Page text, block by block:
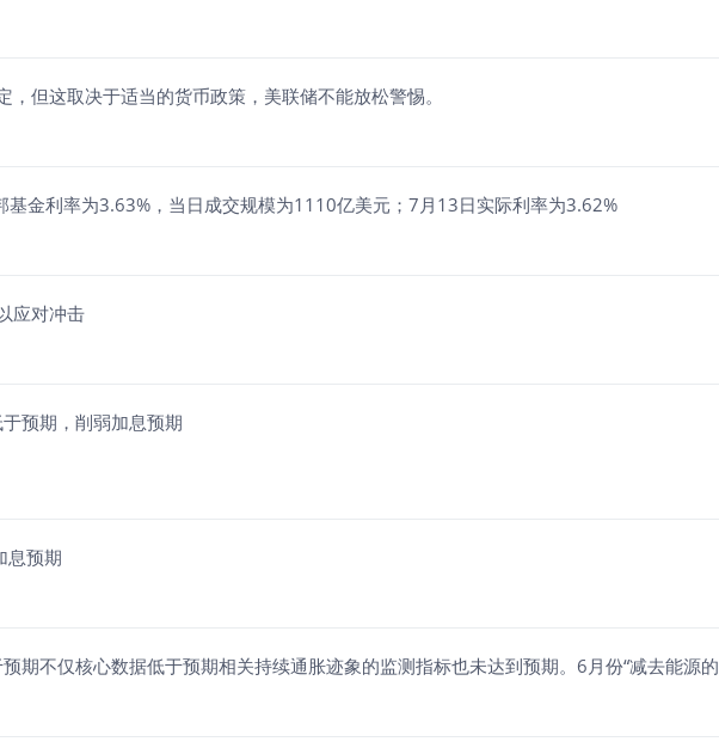
但这取决于适当的货币政策，美联储不能放松警惕。
金利率为3.63%，当日成交规模为1110亿美元；7月13日实际利率为3.62%
应对冲击
于预期，削弱加息预期
息预期
期不仅核心数据低于预期相关持续通胀迹象的监测指标也未达到预期。6月份“减去能源的